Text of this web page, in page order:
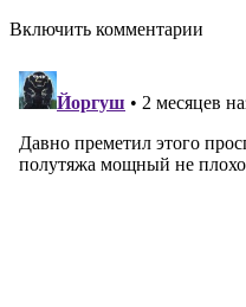
Включить комментарии